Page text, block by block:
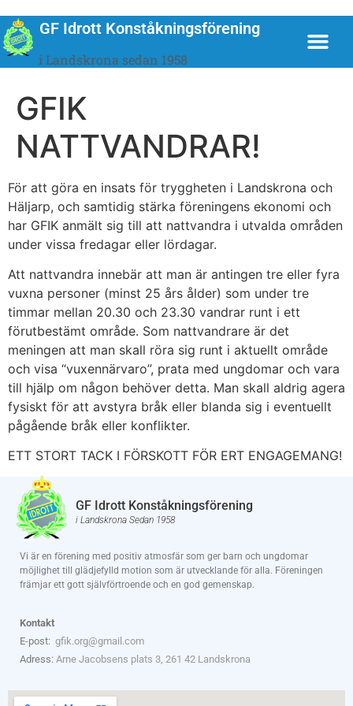
GF Idrott Konståkningsförening
i Landskrona sedan 1958
GFIK
NATTVANDRAR!
För att göra en insats för tryggheten i Landskrona och
Häljarp, och samtidig stärka föreningens ekonomi och
har GFIK anmält sig till att nattvandra i utvalda områden
under vissa fredagar eller lördagar.
Att nattvandra innebär att man är antingen tre eller fyra
vuxna personer (minst 25 års ålder) som under tre
timmar mellan 20.30 och 23.30 vandrar runt i ett
förutbestämt område. Som nattvandrare är det
meningen att man skall röra sig runt i aktuellt område
och visa “vuxennärvaro”, prata med ungdomar och vara
till hjälp om någon behöver detta. Man skall aldrig agera
fysiskt för att avstyra bråk eller blanda sig i eventuellt
pågående bråk eller konflikter.
ETT STORT TACK I FÖRSKOTT FÖR ERT ENGAGEMANG!
GF Idrott Konståkningsförening
i Landskrona Sedan 1958
Vi är en förening med positiv atmosfär som ger barn och ungdomar
möjlighet till glädjefylld motion som är utvecklande för alla. Föreningen
främjar ett gott självförtroende och en god gemenskap.
Kontakt
E-post: gfik.org@gmail.com
Adress: Arne Jacobsens plats 3, 261 42 Landskrona